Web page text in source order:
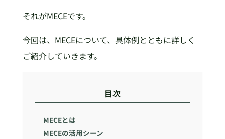
それがMECEです。
今回は、MECEについて、具体例とともに詳しく
ご紹介していきます。
目次
MECEとは
MECEの活用シーン